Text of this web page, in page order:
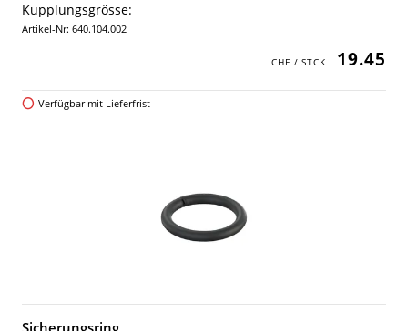
Kupplungsgrösse:
Artikel-Nr: 640.104.002
19.45
Verfügbar mit Lieferfrist
Sicherungsring